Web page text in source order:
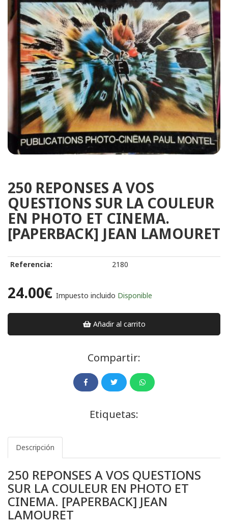
250 REPONSES A VOS
QUESTIONS SUR LA COULEUR
EN PHOTO ET CINEMA.
[PAPERBACK] JEAN LAMOURET
Referencia: 2180
24.00€ Impuesto incluido Disponible
Añadir al carrito
Compartir:
Etiquetas:
Descripción
250 REPONSES A VOS QUESTIONS
SUR LA COULEUR EN PHOTO ET
CINEMA. [PAPERBACK] JEAN
LAMOURET